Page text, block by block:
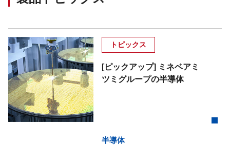
トピックス
[ピックアップ] ミネベアミ
ツミグループの半導体
半導体